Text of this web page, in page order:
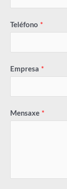
Teléfono *
Empresa *
Mensaxe *